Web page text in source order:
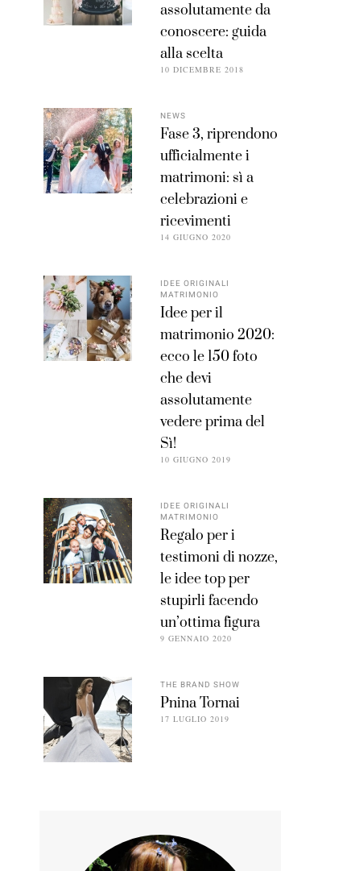
assolutamente da
conoscere: guida
alla scelta
10 DICEMBRE 2018
NEWS
Fase 3, riprendono
ufficialmente i
matrimoni: sì a
celebrazioni e
ricevimenti
14 GIUGNO 2020
IDEE ORIGINALI
MATRIMONIO
Idee per il
matrimonio 2020:
ecco le 150 foto
che devi
assolutamente
vedere prima del
Sì!
10 GIUGNO 2019
IDEE ORIGINALI
MATRIMONIO
Regalo per i
testimoni di nozze,
le idee top per
stupirli facendo
un’ottima figura
9 GENNAIO 2020
THE BRAND SHOW
Pnina Tornai
17 LUGLIO 2019